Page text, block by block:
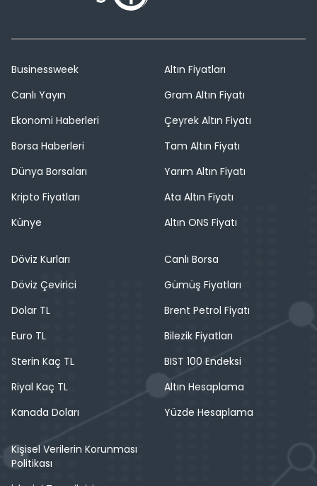
Businessweek
Canlı Yayın
Ekonomi Haberleri
Borsa Haberleri
Dünya Borsaları
Kripto Fiyatları
Künye
Altın Fiyatları
Gram Altın Fiyatı
Çeyrek Altın Fiyatı
Tam Altın Fiyatı
Yarım Altın Fiyatı
Ata Altın Fiyatı
Altın ONS Fiyatı
Döviz Kurları
Döviz Çevirici
Dolar TL
Euro TL
Sterin Kaç TL
Riyal Kaç TL
Kanada Doları
Canlı Borsa
Gümüş Fiyatları
Brent Petrol Fiyatı
Bilezik Fiyatları
BIST 100 Endeksi
Altın Hesaplama
Yüzde Hesaplama
Kişisel Verilerin Korunması
Politikası